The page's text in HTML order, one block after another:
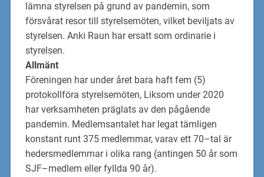
lämna styrelsen på grund av pandemin, som
försvårat resor till
styrelsemöten, vilket beviljats av
styrelsen. Anki Raun har ersatt som ordinarie i
styrelsen.
Allmänt
Föreningen har under året bara haft fem (5)
protokollföra styrelsemöten, Liksom under 2020
har verksamheten präglats av den pågående
pandemin. Medlemsantalet har legat tämligen
konstant runt 375 medlemmar, varav ett 70–tal är
hedersmedlemmar i olika rang (antingen 50 år som
SJF–medlem eller fyllda 90 år).